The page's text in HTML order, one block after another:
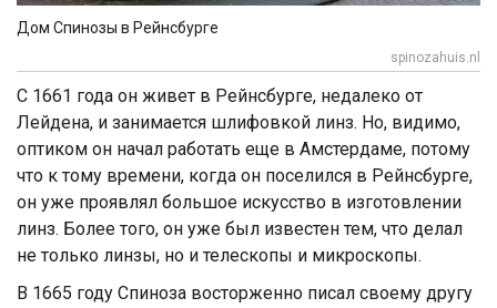
Дом Спинозы в Рейнсбурге
spinozahuis.nl
С 1661 года он живет в Рейнсбурге, недалеко от
Лейдена, и занимается шлифовкой линз. Но, видимо,
оптиком он начал работать еще в Амстердаме, потому
что к тому времени, когда он поселился в Рейнсбурге,
он уже проявлял большое искусство в изготовлении
линз. Более того, он уже был известен тем, что делал
не только линзы, но и телескопы и микроскопы.
В 1665 году Спиноза восторженно писал своему другу